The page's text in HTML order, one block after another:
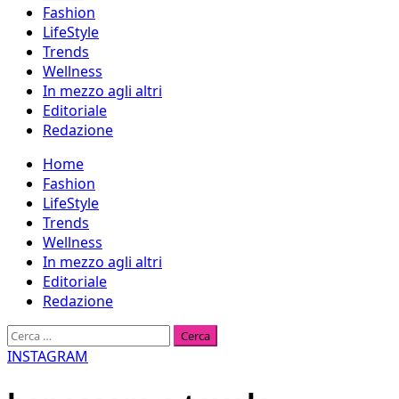
Fashion
LifeStyle
Trends
Wellness
In mezzo agli altri
Editoriale
Redazione
Menu
principale
Home
Fashion
LifeStyle
Trends
Wellness
In mezzo agli altri
Editoriale
Redazione
Ricerca
per:
INSTAGRAM